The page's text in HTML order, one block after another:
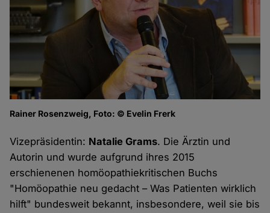
Rainer Rosenzweig, Foto: © Evelin Frerk
Vizepräsidentin: Natalie Grams. Die Ärztin und
Autorin und wurde aufgrund ihres 2015
erschienenen homöopathiekritischen Buchs
"Homöopathie neu gedacht – Was Patienten wirklich
hilft" bundesweit bekannt, insbesondere, weil sie bis